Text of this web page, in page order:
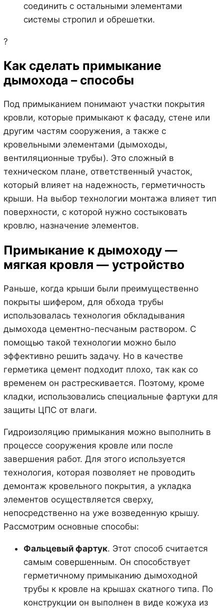
соединить с остальными элементами
системы стропил и обрешетки.
?
Как сделать примыкание
дымохода – способы
Под примыканием понимают участки покрытия
кровли, которые примыкают к фасаду, стене или
другим частям сооружения, а также с
кровельными элементами (дымоходы,
вентиляционные трубы). Это сложный в
техническом плане, ответственный участок,
который влияет на надежность, герметичность
крыши. На выбор технологии монтажа влияет тип
поверхности, с которой нужно состыковать
кровлю, назначение элементов.
Примыкание к дымоходу —
мягкая кровля — устройство
Раньше, когда крыши были преимущественно
покрыты шифером, для обхода трубы
использовалась технология обкладывания
дымохода цементно-песчаным раствором. С
помощью такой технологии можно было
эффективно решить задачу. Но в качестве
герметика цемент подходит плохо, так как со
временем он растрескивается. Поэтому, кроме
кладки, использовались специальные фартуки для
защиты ЦПС от влаги.
Гидроизоляцию примыкания можно выполнить в
процессе сооружения кровле или после
завершения работ. Для этого используется
технология, которая позволяет не проводить
демонтаж кровельного покрытия, а укладка
элементов осуществляется сверху,
непосредственно на уже возведенную крышу.
Рассмотрим основные способы:
Фальцевый фартук. Этот способ считается
самым совершенным. Он способствует
герметичному примыканию дымоходной
трубы к кровле на крышах скатного типа. По
конструкции он выполнен в виде кожуха из